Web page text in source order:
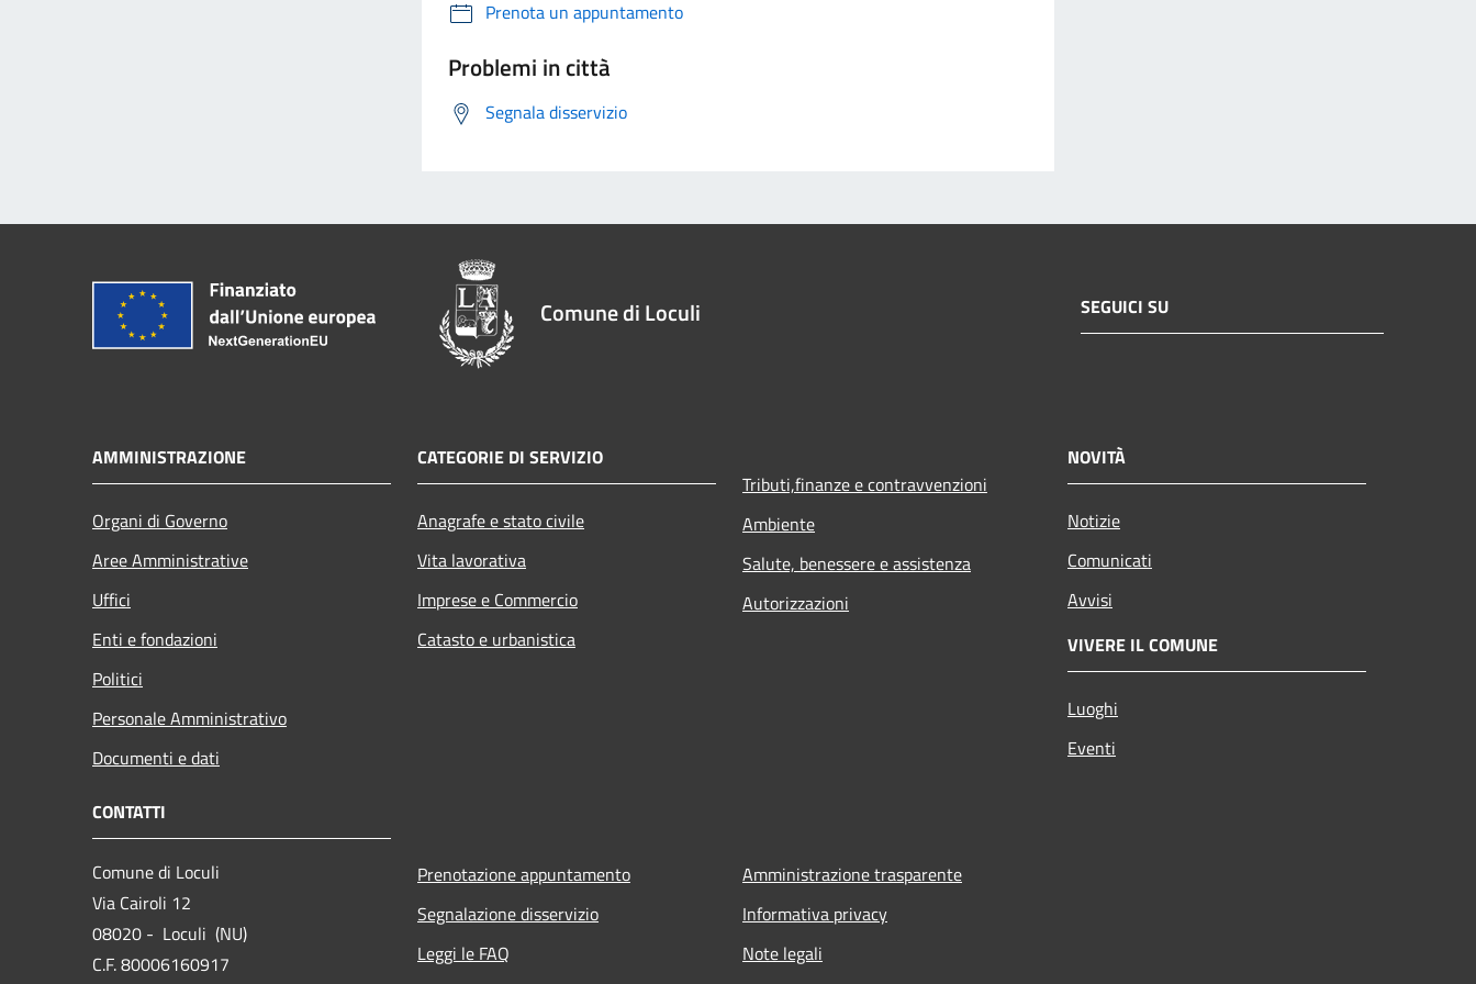
Prenota un appuntamento
Problemi in città
Segnala disservizio
Comune di Loculi SEGUICI SU
AMMINISTRAZIONE
Organi di Governo
Aree Amministrative
Uffici
Enti e fondazioni
Politici
Personale Amministrativo
Documenti e dati
CATEGORIE DI SERVIZIO
Anagrafe e stato civile
Vita lavorativa
Imprese e Commercio
Catasto e urbanistica
Tributi,finanze e contravvenzioni
Ambiente
Salute, benessere e assistenza
Autorizzazioni
NOVITÀ
Notizie
Comunicati
Avvisi
VIVERE IL COMUNE
Luoghi
Eventi
CONTATTI
Comune di Loculi
Via Cairoli 12
08020 - Loculi (NU)
C.F. 80006160917
Prenotazione appuntamento
Segnalazione disservizio
Leggi le FAQ
Amministrazione trasparente
Informativa privacy
Note legali